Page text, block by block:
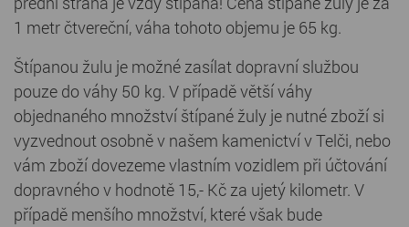
1 metr čtvereční, váha tohoto objemu je 65 kg.
Štípanou žulu je možné zasílat dopravní službou
pouze do váhy 50 kg. V případě větší váhy
objednaného množství štípané žuly je nutné zboží si
vyzvednout osobně v našem kamenictví v Telči, nebo
vám zboží dovezeme vlastním vozidlem při účtování
dopravného v hodnotě 15,- Kč za ujetý kilometr. V
případě menšího množství, které však bude